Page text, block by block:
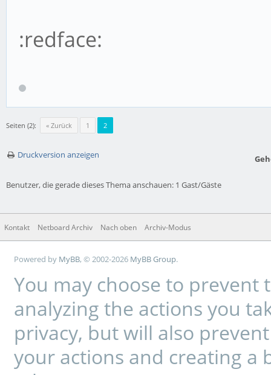
:redface:
Seiten (2): « Zurück 1 2
Druckversion anzeigen
Benutzer, die gerade dieses Thema anschauen: 1 Gast/Gäste
Kontakt Netboard Archiv Nach oben Archiv-Modus
Powered by MyBB, © 2002-2026 MyBB Group.
You may choose to
analyzing the actions you
privacy, but will also
your actions and creating a